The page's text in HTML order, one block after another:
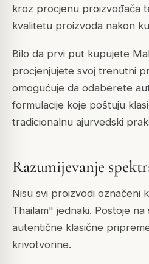
kroz procjenu proizvođača
kvalitetu proizvoda nakon
Bilo da prvi put kupujete
procjenjujete svoj trenutni
omogućuje da odaberete
formulacije koje poštuju
tradicionalnu ajurvedski
Razumijevanje
Nisu svi proizvodi označeni
Thailam" jednaki. Postoje
autentične klasične
krivotvorine.